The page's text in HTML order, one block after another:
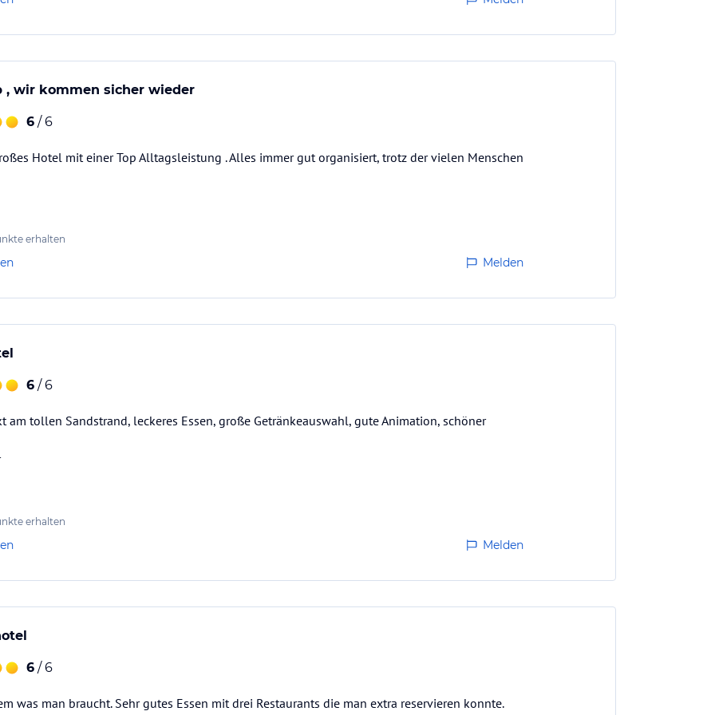
Hallenbad (April, Mai und Oktober
Alle Angaben ohne
, wir kommen sicher wieder
6 / 6
Hotel mit einer Top Alltagsleistung . Alles immer gut organisiert, trotz der vielen Menschen
erhalten
Melden
6 / 6
am tollen Sandstrand, leckeres Essen, große Getränkeauswahl, gute Animation, schöner
erhalten
Melden
6 / 6
was man braucht. Sehr gutes Essen mit drei Restaurants die man extra reservieren konnte.